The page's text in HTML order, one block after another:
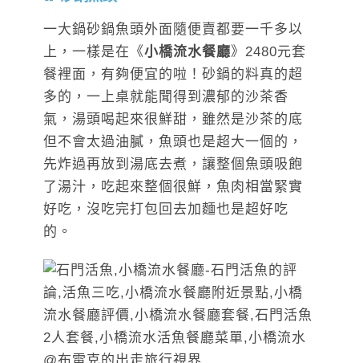
一大鍋砂鍋魚頭外面隨便賣都要一千多以
上，一樣是在《小橋流水餐廳》2480元套
餐裡面，有夠便宜的啦！砂鍋的料真的超
多的，一上桌就能聞得到濃郁的沙茶香
氣，湯頭喝起來很鮮甜，雖然是沙茶的底
但不會太過油膩，魚頭也是超大一個的，
先炸過再放到湯底去煮，讓整個魚頭吸飽
了湯汁，吃起來整個很鮮，魚肉相當緊實
好吃，沒吃完打包回去加麵也是超好吃
的。